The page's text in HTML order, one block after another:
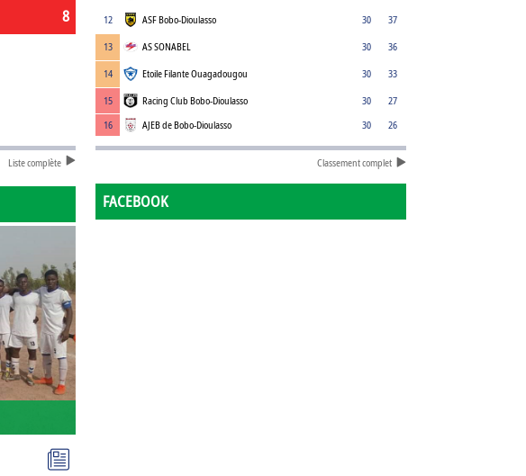
8
Liste complète
12
ASF Bobo-Dioulasso 30
37
13
AS SONABEL 30
36
14
Etoile Filante Ouagadougou 30
33
15
Racing Club Bobo-Dioulasso 30
27
16
AJEB de Bobo-Dioulasso 30 26
Classement complet
FACEBOOK